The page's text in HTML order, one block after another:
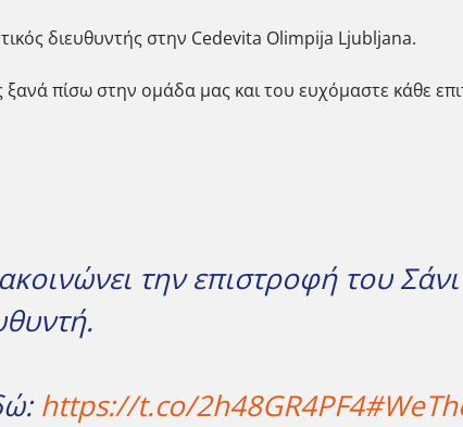
διευθυντής στην Cedevita Olimpija Ljubljana.
πίσω στην ομάδα μας και του ευχόμαστε κάθε
την επιστροφή του
https://t.co/2h48GR4PF4